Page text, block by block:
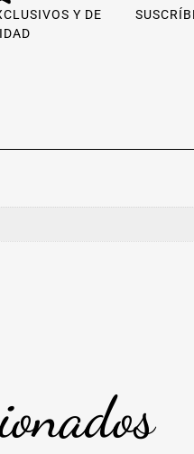
Y DE